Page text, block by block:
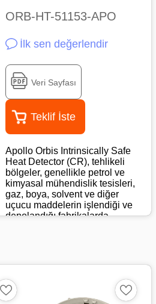
ORB-HT-51153-APO
İlk sen değerlendir
Veri Sayfası
Teklif İste
Apollo Orbis Intrinsically Safe
Heat Detector (CR), tehlikeli
bölgeler, genellikle petrol ve
kimyasal mühendislik tesisleri,
gaz, boya, solvent ve diğer
uçucu maddelerin işlendiği ve
depolandığı fabrikalarda
karışımları tetiklemeyecek
şekilde tasarlanmalıdır. Bunu